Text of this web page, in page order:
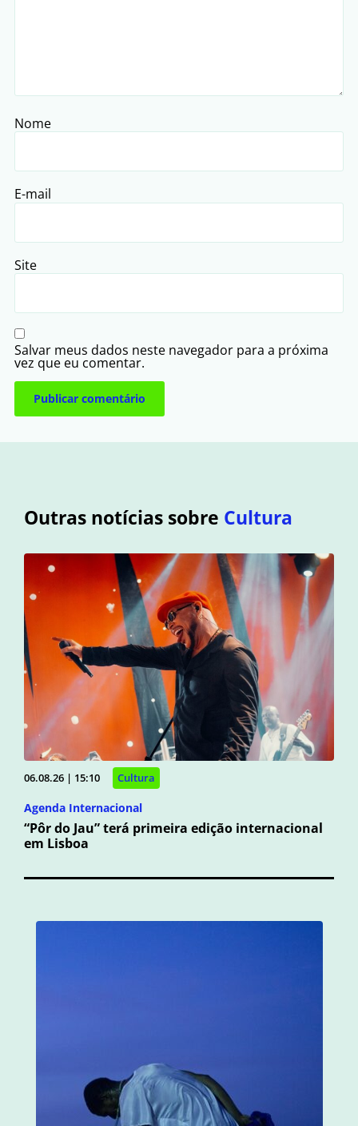
Nome
E-mail
Site
Salvar meus dados neste navegador para a próxima
vez que eu comentar.
Outras notícias sobre Cultura
06.08.26 | 15:10 Cultura
Agenda Internacional
“Pôr do Jau” terá primeira edição internacional
em Lisboa